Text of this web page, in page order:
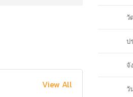
View All
วั
ป
จั
วั